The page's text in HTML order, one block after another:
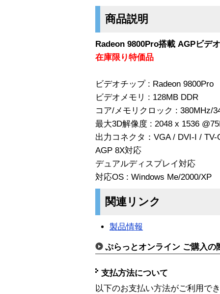
商品説明
Radeon 9800Pro搭載 AGPビデ
在庫限り特価品
ビデオチップ : Radeon 9800Pro
ビデオメモリ : 128MB DDR
コア/メモリクロック : 380MHz/
最大3D解像度 : 2048 x 1536
出力コネクタ：VGA / DVI-I / TV-
AGP 8X対応
デュアルディスプレイ対応
対応OS : Windows Me/2000/XP
関連リンク
製品情報
ぷらっとオンライン ご購入の
支払方法について
以下のお支払い方法がご利用で